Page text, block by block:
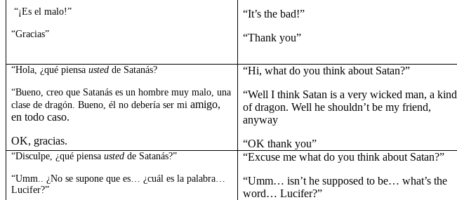
“¡Es el malo!”
“Gracias”
“It’s the bad!”
“Thank you”
“Hola, ¿qué piensaustedde Satanás?
“Bueno, creo que Satanás es un hombre muy malo, una
clase de dragón. Bueno, él no debería ser mi amigo,
en todo caso.
OK, gracias.
“Hi, what do you think about Satan?”
“Well I think Satan is a very wicked man, a kind
of dragon. Well he shouldn’t be my friend,
anyway
“OK thank you”
“Disculpe, ¿qué piensaustedde Satanás?”
“Umm.. ¿No se supone que es… ¿cuál es la palabra…
Lucifer?”
“Excuse me what do you think about Satan?”
“Umm… isn’t he supposed to be… what’s the
word… Lucifer?”